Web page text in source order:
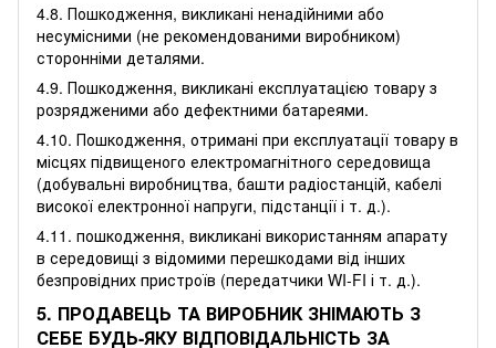
4.8. Пошкодження, викликані ненадійними або
несумісними (не рекомендованими виробником)
сторонніми деталями.
4.9. Пошкодження, викликані експлуатацією товару з
розрядженими або дефектними батареями.
4.10. Пошкодження, отримані при експлуатації товару в
місцях підвищеного електромагнітного середовища
(добувальні виробництва, башти радіостанцій, кабелі
високої електронної напруги, підстанції і т. д.).
4.11. пошкодження, викликані використанням апарату
в середовищі з відомими перешкодами від інших
безпровідних пристроїв (передатчики WI‐FI і т. д.).
5. ПРОДАВЕЦЬ ТА ВИРОБНИК ЗНІМАЮТЬ З
СЕБЕ БУДЬ-ЯКУ ВІДПОВІДАЛЬНІСТЬ ЗА